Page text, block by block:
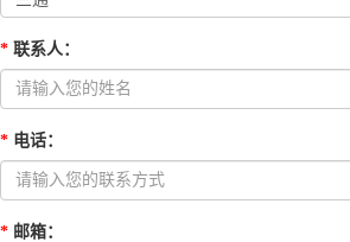
* 联系人：
* 电话：
* 邮箱：